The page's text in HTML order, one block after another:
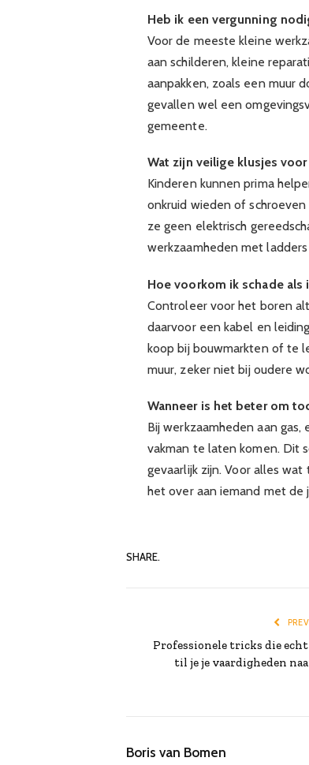
Heb ik een vergunning
Voor de meeste kleine
aan schilderen, kleine
aanpakken, zoals een muur
gevallen wel een
gemeente.
Wat zijn veilige klusjes
Kinderen kunnen prima
onkruid wieden of
ze geen elektrisch
werkzaamheden met
Hoe voorkom ik schade als
Controleer voor het boren
daarvoor een kabel en
koop bij bouwmarkten of te
muur, zeker niet bij oudere
Wanneer is het beter om
Bij werkzaamheden aan
vakman te laten komen. Dit
gevaarlijk zijn. Voor alles
het over aan iemand met
SHARE.
Professionele tricks die
til je je vaardigheden
Boris van Bomen